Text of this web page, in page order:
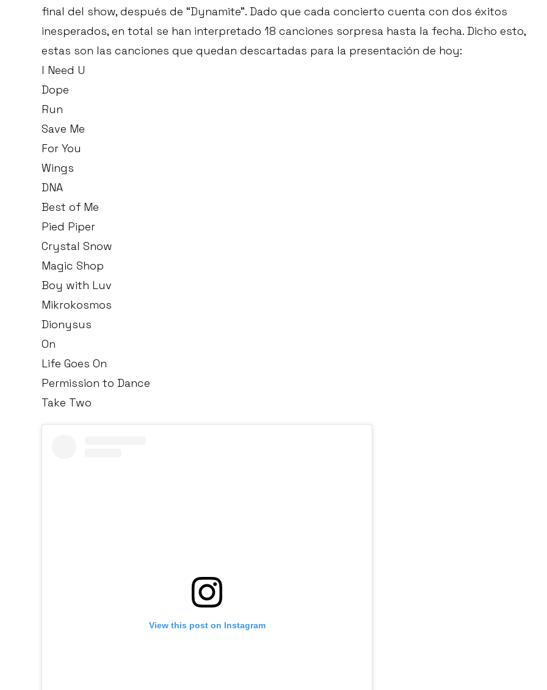
final del show, después de “Dynamite”. Dado que cada concierto cuenta con dos éxitos
inesperados, en total se han interpretado 18 canciones sorpresa hasta la fecha. Dicho esto,
estas son las canciones que quedan descartadas para la presentación de hoy:
I Need U
Dope
Run
Save Me
For You
Wings
DNA
Best of Me
Pied Piper
Crystal Snow
Magic Shop
Boy with Luv
Mikrokosmos
Dionysus
On
Life Goes On
Permission to Dance
Take Two
View this post on Instagram